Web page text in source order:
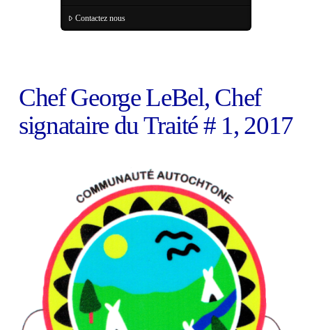
Contactez nous
Chef George LeBel, Chef
signataire du Traité # 1, 2017